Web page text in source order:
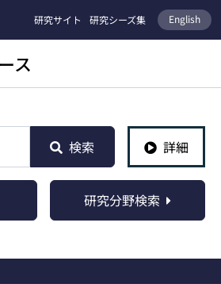
研究サイト 研究シーズ集 English
ス
検索 詳細
研究分野検索